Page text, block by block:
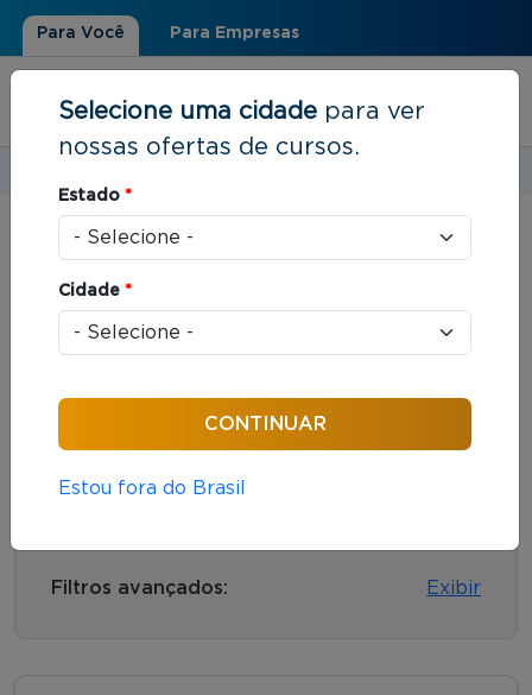
Para Você Para Empresas
Você está aqui
Resultados de busca
Foram encontrados: 312 cursos
Filtros avançados: Exibir
Selecione uma cidade para ver
nossas ofertas de cursos.
Estado *
Cidade *
Estou fora do Brasil